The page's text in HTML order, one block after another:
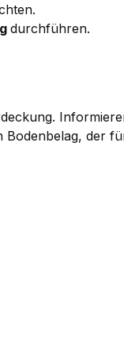
durchführen.
der